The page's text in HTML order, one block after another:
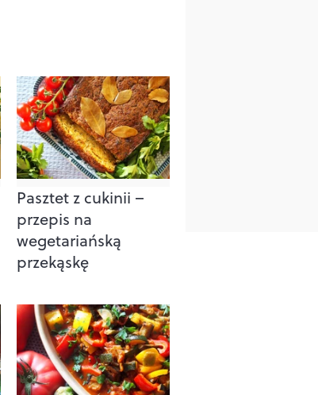
Pasztet z cukinii –
przepis na
wegetariańską
przekąskę